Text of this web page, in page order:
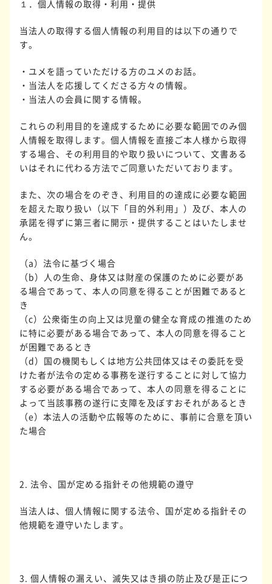
１．個人情報の取得・利用・提供
当法人の取得する個人情報の利用目的は以下の通りで
す。
・ユメを語っていただける方のユメのお話。
・当法人を応援してくださる方々の情報。
・当法人の会員に関する情報。
これらの利用目的を達成するために必要な範囲でのみ個
人情報を取得します。個人情報を直接ご本人様から取得
する場合、その利用目的や取り扱いについて、文書ある
いはそれに代わる方法でご同意いただいております。
また、次の場合をのぞき、利用目的の達成に必要な範囲
を超えた取り扱い（以下「目的外利用」）及び、本人の
承諾を得ずに第三者に開示・提供することはいたしませ
ん。
（a）法令に基づく場合
（b）人の生命、身体又は財産の保護のために必要があ
る場合であって、本人の同意を得ることが困難であると
き
（c）公衆衛生の向上又は児童の健全な育成の推進のため
に特に必要がある場合であって、本人の同意を得ること
が困難であるとき
（d）国の機関もしくは地方公共団体又はその委託を受
けた者が法令の定める事務を遂行することに対して協力
する必要がある場合であって、本人の同意を得ることに
よって当該事務の遂行に支障を及ぼすおそれがあるとき
（e）本法人の活動や広報等のために、事前に合意を頂い
た場合
2. 法令、国が定める指針その他規範の遵守
当法人は、個人情報に関する法令、国が定める指針その
他規範を遵守いたします。
3. 個人情報の漏えい、滅失又はき損の防止及び是正につ